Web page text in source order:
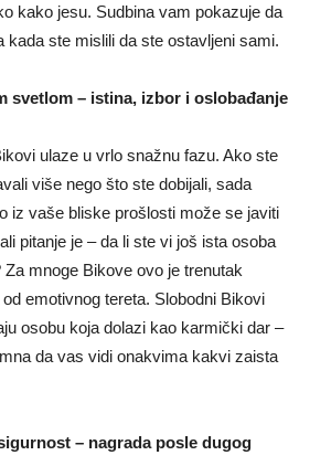
kako jesu. Sudbina vam pokazuje da
kada ste mislili da ste ostavljeni sami.
svetlom – istina, izbor i oslobađanje
ulaze u vrlo snažnu fazu. Ako ste
više nego što ste dobijali, sada
iz vaše bliske prošlosti može se javiti
pitanje je – da li ste vi još ista osoba
mnoge Bikove ovo je trenutak
emotivnog tereta. Slobodni Bikovi
osobu koja dolazi kao karmički dar –
da vas vidi onakvima kakvi zaista
– nagrada posle dugog